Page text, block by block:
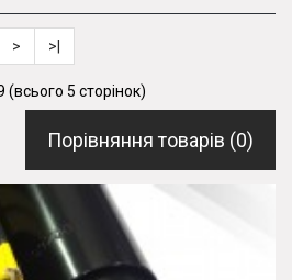
> >|
(всього 5 сторінок)
Порівняння товарів (0)